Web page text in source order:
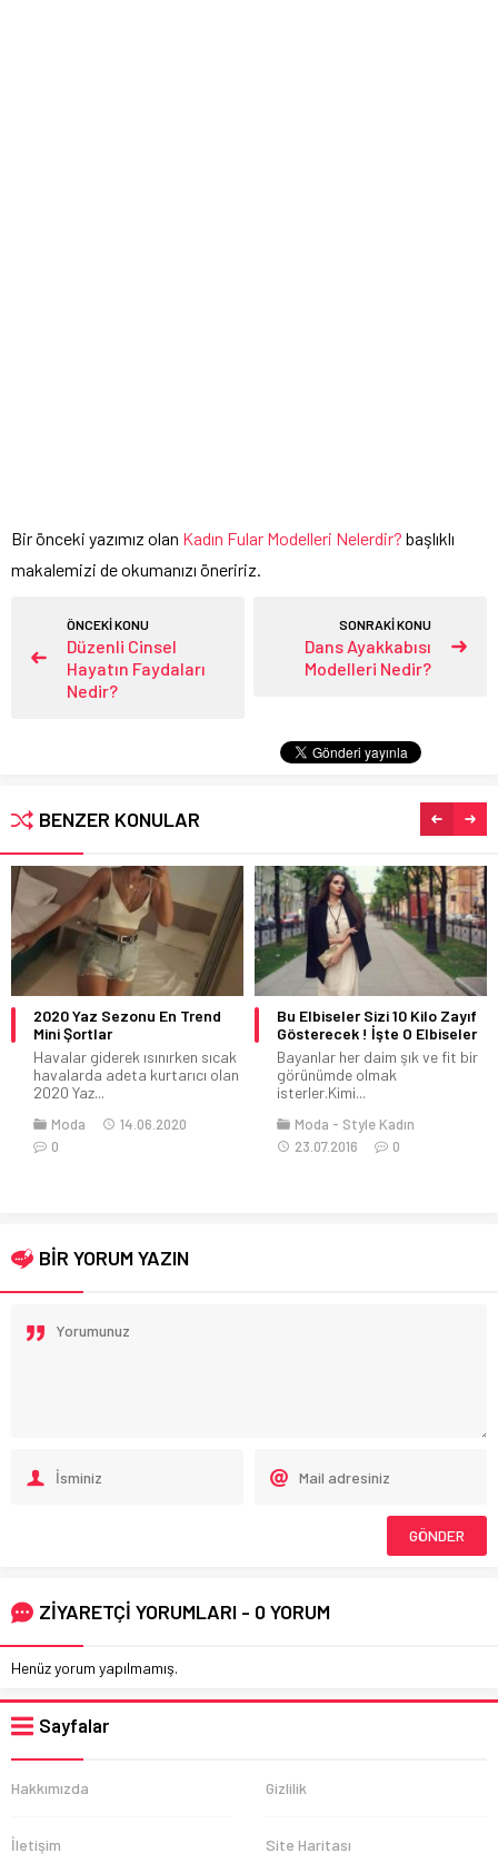
Bir önceki yazımız olan Kadın Fular Modelleri Nelerdir? başlıklı
makalemizi de okumanızı öneririz.
ÖNCEKİ KONU
Düzenli Cinsel
Hayatın Faydaları
Nedir?
SONRAKİ KONU
Dans Ayakkabısı
Modelleri Nedir?
BENZER KONULAR
2020 Yaz Sezonu En Trend
Mini Şortlar
Havalar giderek ısınırken sıcak
havalarda adeta kurtarıcı olan
2020 Yaz...
Moda
14.06.2020
0
Bu Elbiseler Sizi 10 Kilo Zayıf
Gösterecek ! İşte O Elbiseler
Bayanlar her daim şık ve fit bir
görünümde olmak
isterler.Kimi...
Moda
Style Kadın
23.07.2016
0
BİR YORUM YAZIN
ZİYARETÇİ YORUMLARI - 0 YORUM
Henüz yorum yapılmamış.
Sayfalar
Hakkımızda Gizlilik
İletişim Site Haritası